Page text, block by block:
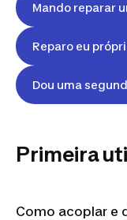
Mando reparar
Reparo eu
Dou uma
Primeira
Como acoplar e